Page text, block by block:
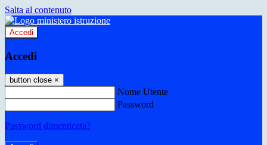
Salta al contenuto
Accedi
Accedi
button close ×
Nome Utente
Password
Password dimenticata?